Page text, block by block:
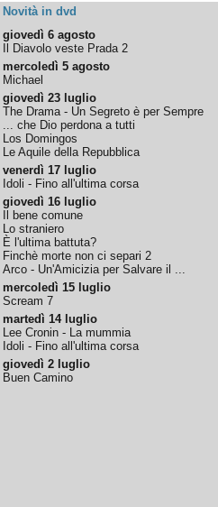
Novità in dvd
giovedì 6 agosto
Il Diavolo veste Prada 2
mercoledì 5 agosto
Michael
giovedì 23 luglio
The Drama - Un Segreto è per Sempre
... che Dio perdona a tutti
Los Domingos
Le Aquile della Repubblica
venerdì 17 luglio
Idoli - Fino all'ultima corsa
giovedì 16 luglio
Il bene comune
Lo straniero
È l'ultima battuta?
Finchè morte non ci separi 2
Arco - Un'Amicizia per Salvare il ...
mercoledì 15 luglio
Scream 7
martedì 14 luglio
Lee Cronin - La mummia
Idoli - Fino all'ultima corsa
giovedì 2 luglio
Buen Camino